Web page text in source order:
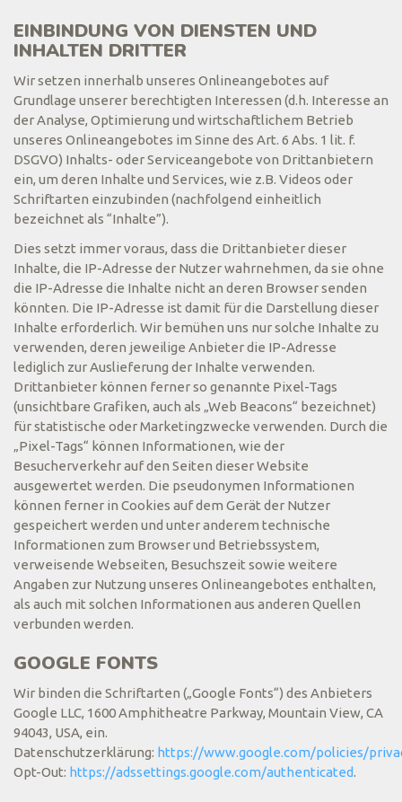
EINBINDUNG VON DIENSTEN UND
INHALTEN DRITTER
Wir setzen innerhalb unseres Onlineangebotes auf
Grundlage unserer berechtigten Interessen (d.h. Interesse an
der Analyse, Optimierung und wirtschaftlichem Betrieb
unseres Onlineangebotes im Sinne des Art. 6 Abs. 1 lit. f.
DSGVO) Inhalts- oder Serviceangebote von Drittanbietern
ein, um deren Inhalte und Services, wie z.B. Videos oder
Schriftarten einzubinden (nachfolgend einheitlich
bezeichnet als “Inhalte”).
Dies setzt immer voraus, dass die Drittanbieter dieser
Inhalte, die IP-Adresse der Nutzer wahrnehmen, da sie ohne
die IP-Adresse die Inhalte nicht an deren Browser senden
könnten. Die IP-Adresse ist damit für die Darstellung dieser
Inhalte erforderlich. Wir bemühen uns nur solche Inhalte zu
verwenden, deren jeweilige Anbieter die IP-Adresse
lediglich zur Auslieferung der Inhalte verwenden.
Drittanbieter können ferner so genannte Pixel-Tags
(unsichtbare Grafiken, auch als „Web Beacons“ bezeichnet)
für statistische oder Marketingzwecke verwenden. Durch die
„Pixel-Tags“ können Informationen, wie der
Besucherverkehr auf den Seiten dieser Website
ausgewertet werden. Die pseudonymen Informationen
können ferner in Cookies auf dem Gerät der Nutzer
gespeichert werden und unter anderem technische
Informationen zum Browser und Betriebssystem,
verweisende Webseiten, Besuchszeit sowie weitere
Angaben zur Nutzung unseres Onlineangebotes enthalten,
als auch mit solchen Informationen aus anderen Quellen
verbunden werden.
GOOGLE FONTS
Wir binden die Schriftarten („Google Fonts“) des Anbieters
Google LLC, 1600 Amphitheatre Parkway, Mountain View, CA
94043, USA, ein.
Datenschutzerklärung: https://www.google.com/policies/
Opt-Out: https://adssettings.google.com/authenticated.